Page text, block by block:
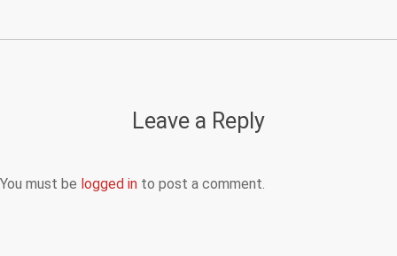
ausziehen, um eine Aufgabe zu lösen. Die Feder für den
Leave a Reply
You must be logged in to post a comment.